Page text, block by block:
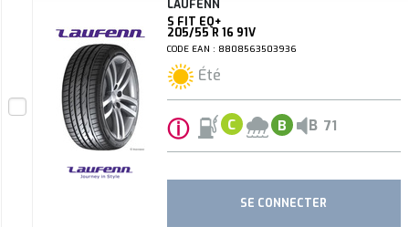
LAUFENN
S FIT EQ+
205/55 R 16 91V
CODE EAN : 8808563503936
Été
ⓘ C B B 71
SE CONNECTER